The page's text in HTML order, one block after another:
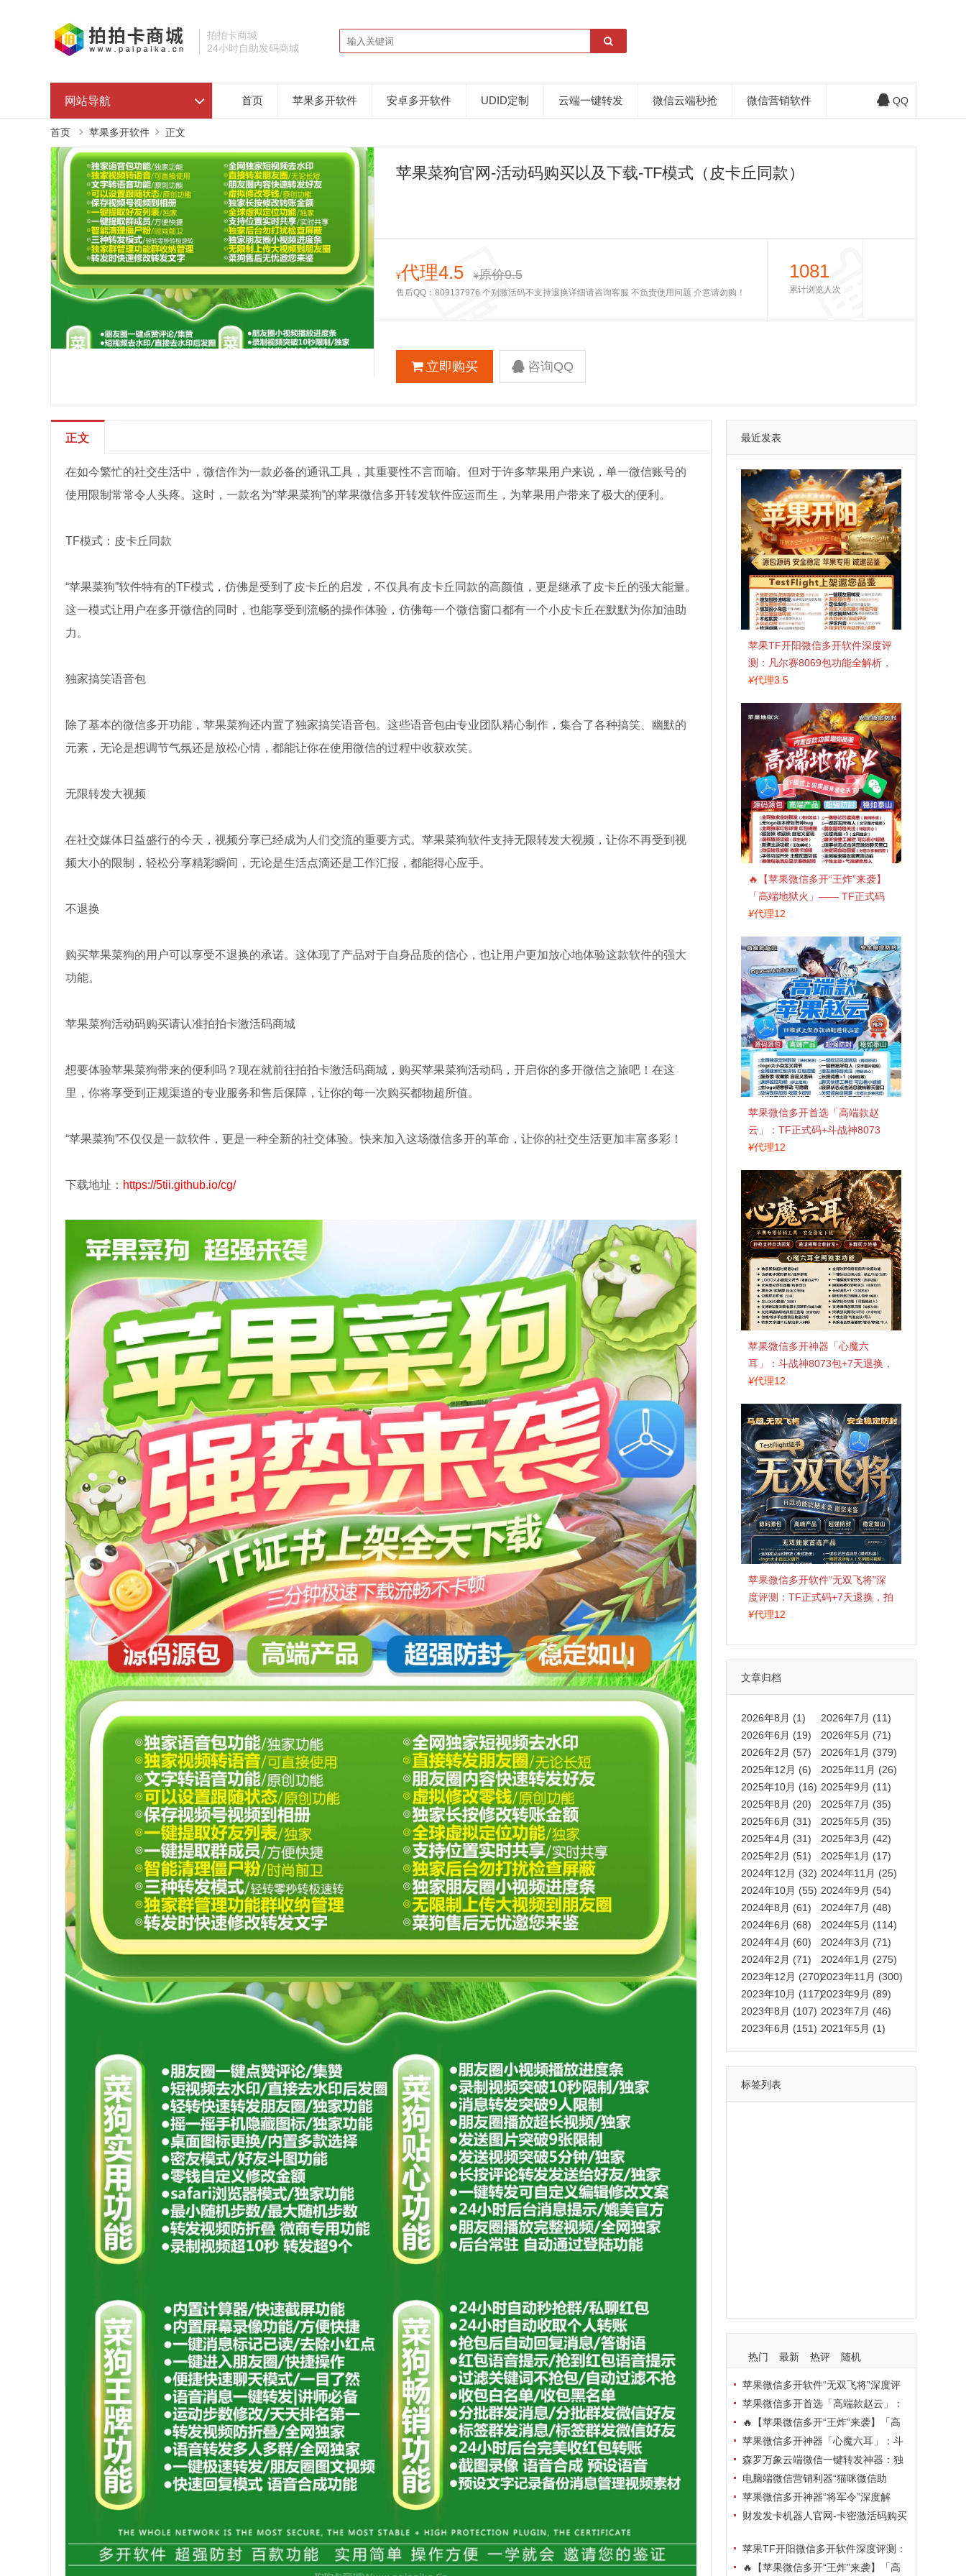
拍拍卡商城
24小时自助发码商城
网站导航 首页 苹果多开软件 安卓多开软件 UDID定制 云端一键转发 微信云端秒抢 微信营销软件 QQ
首页 苹果多开软件 正文
苹果菜狗官网-活动码购买以及下载-TF模式（皮卡丘同款）
¥代理4.5 ¥原价9.5
售后QQ：809137976 个别激活码不支持退换详细请咨询客服 不负责使用问题 介意请勿购！
1081
累计浏览人次
立即购买 咨询QQ
正文
在如今繁忙的社交生活中，微信作为一款必备的通讯工具，其重要性不言而喻。但对于许多苹果用户来说，单一微信账号的
使用限制常常令人头疼。这时，一款名为“苹果菜狗”的苹果微信多开转发软件应运而生，为苹果用户带来了极大的便利。
TF模式：皮卡丘同款
“苹果菜狗”软件特有的TF模式，仿佛是受到了皮卡丘的启发，不仅具有皮卡丘同款的高颜值，更是继承了皮卡丘的强大能量。
这一模式让用户在多开微信的同时，也能享受到流畅的操作体验，仿佛每一个微信窗口都有一个小皮卡丘在默默为你加油助
力。
独家搞笑语音包
除了基本的微信多开功能，苹果菜狗还内置了独家搞笑语音包。这些语音包由专业团队精心制作，集合了各种搞笑、幽默的
元素，无论是想调节气氛还是放松心情，都能让你在使用微信的过程中收获欢笑。
无限转发大视频
在社交媒体日益盛行的今天，视频分享已经成为人们交流的重要方式。苹果菜狗软件支持无限转发大视频，让你不再受到视
频大小的限制，轻松分享精彩瞬间，无论是生活点滴还是工作汇报，都能得心应手。
不退换
购买苹果菜狗的用户可以享受不退换的承诺。这体现了产品对于自身品质的信心，也让用户更加放心地体验这款软件的强大
功能。
苹果菜狗活动码购买请认准拍拍卡激活码商城
想要体验苹果菜狗带来的便利吗？现在就前往拍拍卡激活码商城，购买苹果菜狗活动码，开启你的多开微信之旅吧！在这
里，你将享受到正规渠道的专业服务和售后保障，让你的每一次购买都物超所值。
“苹果菜狗”不仅仅是一款软件，更是一种全新的社交体验。快来加入这场微信多开的革命，让你的社交生活更加丰富多彩！
下载地址： https://5tii.github.io/cg/
最近发表
苹果TF开阳微信多开软件深度评
测：凡尔赛8069包功能全解析，
TestFlight稳定版上架，激活认准
¥代理3.5
🔥【苹果微信多开“王炸”来袭】
「高端地狱火」—— TF正式码
+斗战神8073包，7天退换，安全
¥代理12
苹果微信多开首选「高端款赵
云」：TF正式码+斗战神8073
包，7天退换认准拍拍卡激活码
¥代理12
苹果微信多开神器「心魔六
耳」：斗战神8073包+7天退换，
认准拍拍卡激活码商城
¥代理12
苹果微信多开软件“无双飞将”深
度评测：TF正式码+7天退换，拍
拍卡激活码商城正品保障
¥代理12
文章归档
2026年8月 (1)
2026年7月 (11)
2026年6月 (19)
2026年5月 (71)
2026年2月 (57)
2026年1月 (379)
2025年12月 (6)
2025年11月 (26)
2025年10月 (16) 2025年9月 (11)
2025年8月 (20)
2025年7月 (35)
2025年6月 (31)
2025年5月 (35)
2025年4月 (31)
2025年3月 (42)
2025年2月 (51)
2025年1月 (17)
2024年12月 (32) 2024年11月 (25)
2024年10月 (55) 2024年9月 (54)
2024年8月 (61)
2024年7月 (48)
2024年6月 (68)
2024年5月 (114)
2024年4月 (60)
2024年3月 (71)
2024年2月 (71)
2024年1月 (275)
2023年12月 (270)2023年11月 (300)
2023年10月 (117)2023年9月 (89)
2023年8月 (107) 2023年7月 (46)
2023年6月 (151) 2021年5月 (1)
标签列表
热门 最新 热评 随机
苹果微信多开软件“无双飞将”深度评
测：TF正式码+7天退换，拍拍卡激活
码商城正品保障
苹果微信多开首选「高端款赵云」：
TF正式码+斗战神8073包，7天退换认
准拍拍卡激活码商城
🔥【苹果微信多开“王炸”来袭】「高
端地狱火」—— TF正式码+斗战神807
3包，7天退换，安全防封，多开自由触
手可及！
苹果微信多开神器「心魔六耳」：斗
战神8073包+7天退换，认准拍拍卡激
活码商城
森罗万象云端微信一键转发神器：独
家源码·安全防封·月卡季卡半年卡年卡
授权，7天无理由退换！
电脑端微信营销利器“猫咪微信助
手”深度评测：7大模块功能全解析，多
卡种授权灵活选
苹果微信多开神器“将军令”深度解
析：8073版本包+TF外侧码，微商营销
财发发卡机器人官网-卡密激活码购买
换苹果TF开阳微信多开软件深度评测：
凡尔赛8069包功能全解析，TestFlight
🔥【苹果微信多开“王炸”来袭】「高